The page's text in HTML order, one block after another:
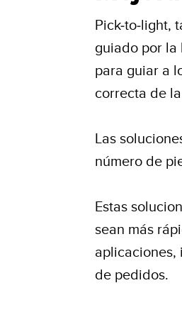
Pick-to-light,
guiado por la
para guiar a
correcta de
Las
número de
Estas
sean más
aplicaciones,
de pedidos.